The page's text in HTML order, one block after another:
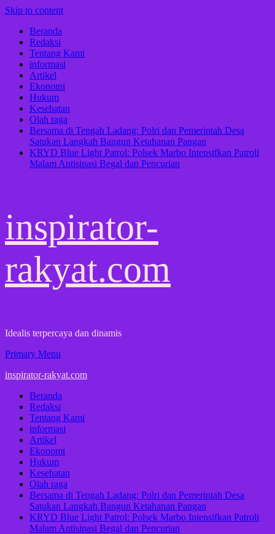
Skip to content
Beranda
Redaksi
Tentang Kami
informasi
Artikel
Ekonomi
Hukum
Kesehatan
Olah raga
Bersama di Tengah Ladang: Polri dan Pemerintah Desa
Satukan Langkah Bangun Ketahanan Pangan
KRYD Blue Light Patrol: Polsek Marbo Intensifkan Patroli
Malam Antisipasi Begal dan Pencurian
inspirator-
rakyat.com
Idealis terpercaya dan dinamis
Primary Menu
inspirator-rakyat.com
Beranda
Redaksi
Tentang Kami
informasi
Artikel
Ekonomi
Hukum
Kesehatan
Olah raga
Bersama di Tengah Ladang: Polri dan Pemerintah Desa
Satukan Langkah Bangun Ketahanan Pangan
KRYD Blue Light Patrol: Polsek Marbo Intensifkan Patroli
Malam Antisipasi Begal dan Pencurian